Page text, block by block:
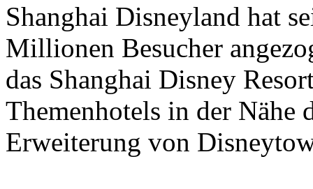
Shanghai Disneyland hat
Millionen Besucher
das Shanghai Disney
Themenhotels in der Nähe
Erweiterung von